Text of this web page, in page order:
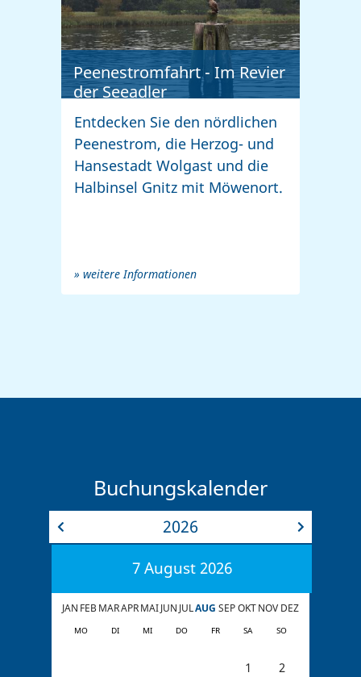
Peenestromfahrt - Im Revier
der Seeadler
Entdecken Sie den nördlichen
Peenestrom, die Herzog- und
Hansestadt Wolgast und die
Halbinsel Gnitz mit Möwenort.
» weitere Informationen
Buchungskalender
2026
7 August 2026
JAN FEBMARAPRMAIJUN JULAUG SEP OKT NOV DEZ
MO DI MI DO FR SA SO
1 2